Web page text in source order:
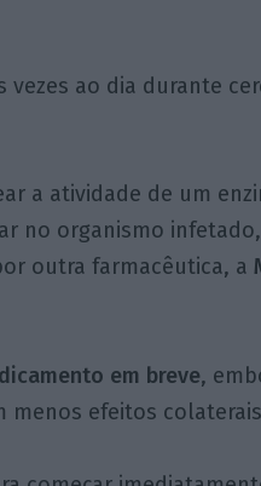
ao dia durante
a atividade de um
no organismo
outra farmacêutica, a
em breve,
menos efeitos